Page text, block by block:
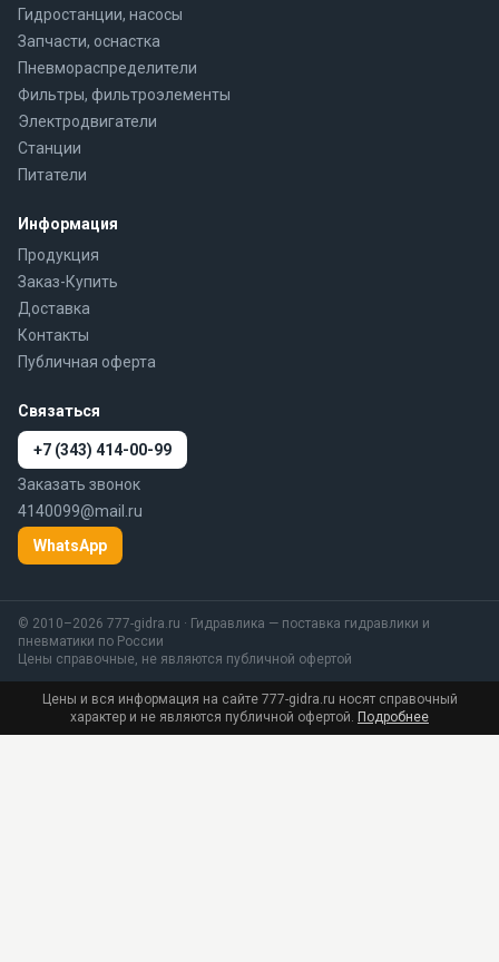
Гидростанции, насосы
Запчасти, оснастка
Пневмораспределители
Фильтры, фильтроэлементы
Электродвигатели
Станции
Питатели
Информация
Продукция
Заказ-Купить
Доставка
Контакты
Публичная оферта
Связаться
+7 (343) 414-00-99
Заказать звонок
4140099@mail.ru
WhatsApp
© 2010–2026 777-gidra.ru · Гидравлика — поставка гидравлики и
пневматики по России
Цены справочные, не являются публичной офертой
Цены и вся информация на сайте 777-gidra.ru носят справочный
характер и не являются публичной офертой. Подробнее